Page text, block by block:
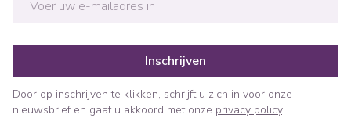
Inschrijven
Door op inschrijven te klikken, schrijft u zich in voor onze
nieuwsbrief en gaat u akkoord met onze privacy policy.